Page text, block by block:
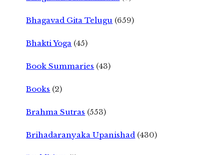
Bhagavad Gita Telugu (659)
Bhakti Yoga (45)
Book Summaries (43)
Books (2)
Brahma Sutras (553)
Brihadaranyaka Upanishad (430)